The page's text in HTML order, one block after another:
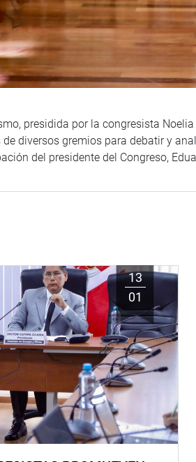
presidida por la congresista
diversos gremios para debatir y
del presidente del Congreso,
13
01